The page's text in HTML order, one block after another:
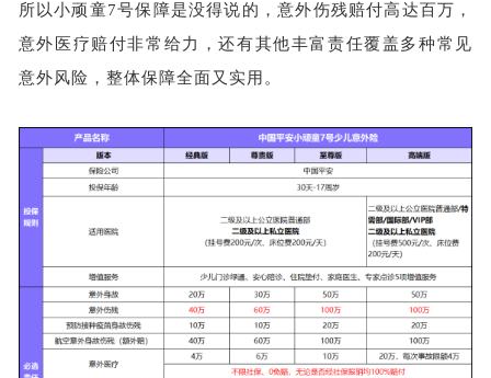
所以小顽童7号保障是没得说的，意外伤残赔付高达百万，
意外医疗赔付非常给力，还有其他丰富责任覆盖多种常见
意外风险，整体保障全面又实用。